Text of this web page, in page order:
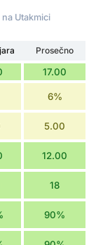
na Utakmici
Prosečno
17.00
6%
5.00
12.00
18
90%